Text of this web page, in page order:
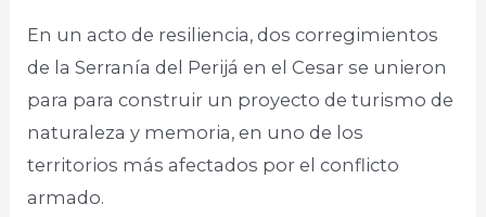
En un acto de resiliencia, dos corregimientos
de la Serranía del Perijá en el Cesar se unieron
para para construir un proyecto de turismo de
naturaleza y memoria, en uno de los
territorios más afectados por el conflicto
armado.